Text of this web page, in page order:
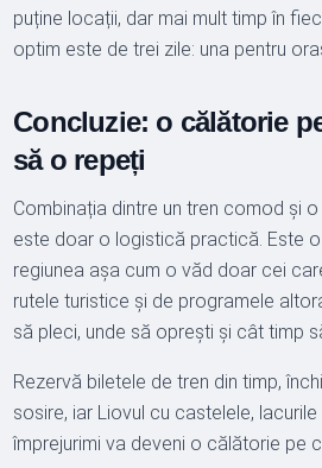
puține locații, dar mai mult timp în
optim este de trei zile: una pentru
Concluzie: o călătorie
să o repeți
Combinația dintre un tren comod și
este doar o logistică practică. Este
regiunea așa cum o văd doar cei
rutele turistice și de programele
să pleci, unde să oprești și cât timp
Rezervă biletele de tren din timp,
sosire, iar Liovul cu castelele, lacurile
împrejurimi va deveni o călătorie pe